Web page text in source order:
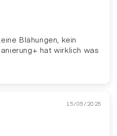
Blähungen, kein
hat wirklich was
15/05/2025